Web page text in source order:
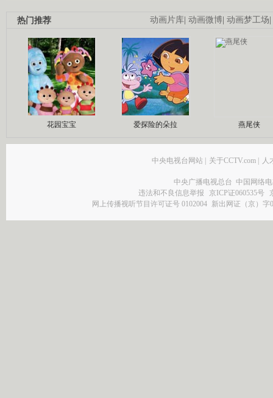
动画片库| 动画微博| 动画梦工场|
热门推荐
花园宝宝 爱探险的朵拉 燕尾侠
中央电视台网站 | 关于CCTV.com | 人
中央广播电视总台 中国网络
违法和不良信息举报
京ICP证060535号
网上传播视听节目许可证号 0102004 新出网证（京）